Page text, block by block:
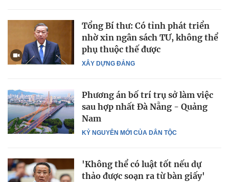
XÂY DỰNG ĐẢNG
Tổng Bí thư: Có tỉnh phát triển
nhờ xin ngân sách TƯ, không thể
phụ thuộc thế được
KỶ NGUYÊN MỚI CỦA DÂN TỘC
Phương án bố trí trụ sở làm việc
sau hợp nhất Đà Nẵng - Quảng
Nam
'Không thể có luật tốt nếu dự
thảo được soạn ra từ bàn giấy'